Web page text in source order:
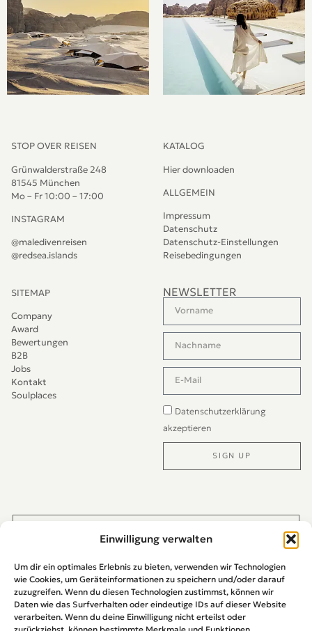
Einwilligung verwalten
Um dir ein optimales Erlebnis zu bieten, verwenden wir Technologien
wie Cookies, um Geräteinformationen zu speichern und/oder darauf
zuzugreifen. Wenn du diesen Technologien zustimmst, können wir
Daten wie das Surfverhalten oder eindeutige IDs auf dieser Website
verarbeiten. Wenn du deine Einwilligung nicht erteilst oder
STOP OVER REISEN
Grünwalderstraße 248
81545 München
Mo – Fr 10:00 – 17:00
INSTAGRAM
@maledivenreisen
@redsea.islands
KATALOG
Hier downloaden
ALLGEMEIN
Impressum
Datenschutz
Datenschutz-Einstellungen
Reisebedingungen
SITEMAP
Company
Award
Bewertungen
B2B
Jobs
Kontakt
Soulplaces
NEWSLETTER
Datenschutzerklärung
akzeptieren
SIGN UP